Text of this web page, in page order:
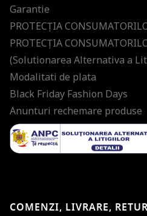
Garantie
PROTECŢIA
PROTECŢIA
(Solutionarea Alternativa a
Modalitati de plata
Black Friday Fashion Days
Anunturi rechemare produse
COMENZI, LIVRARE, RETUR